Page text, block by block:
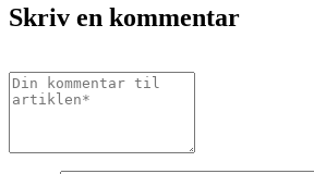
Skriv en kommentar